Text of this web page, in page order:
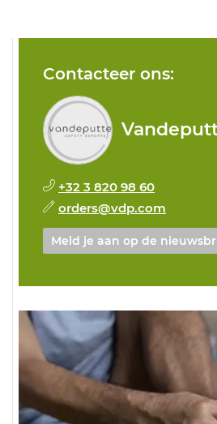
Contacteer ons:
+32 3 820 98 60
orders@vdp.com
Meld je aan op de